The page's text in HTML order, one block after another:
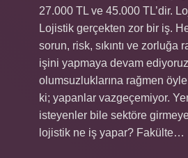
27.000 TL ve 45.000 TL’dir.
Lojistik gerçekten zor bir iş.
sorun, risk, sıkıntı ve zorluğa
işini yapmaya devam
olumsuzluklarına rağmen
ki; yapanlar vazgeçemiyor.
isteyenler bile sektöre girmeye
lojistik ne iş yapar? Fakülte…